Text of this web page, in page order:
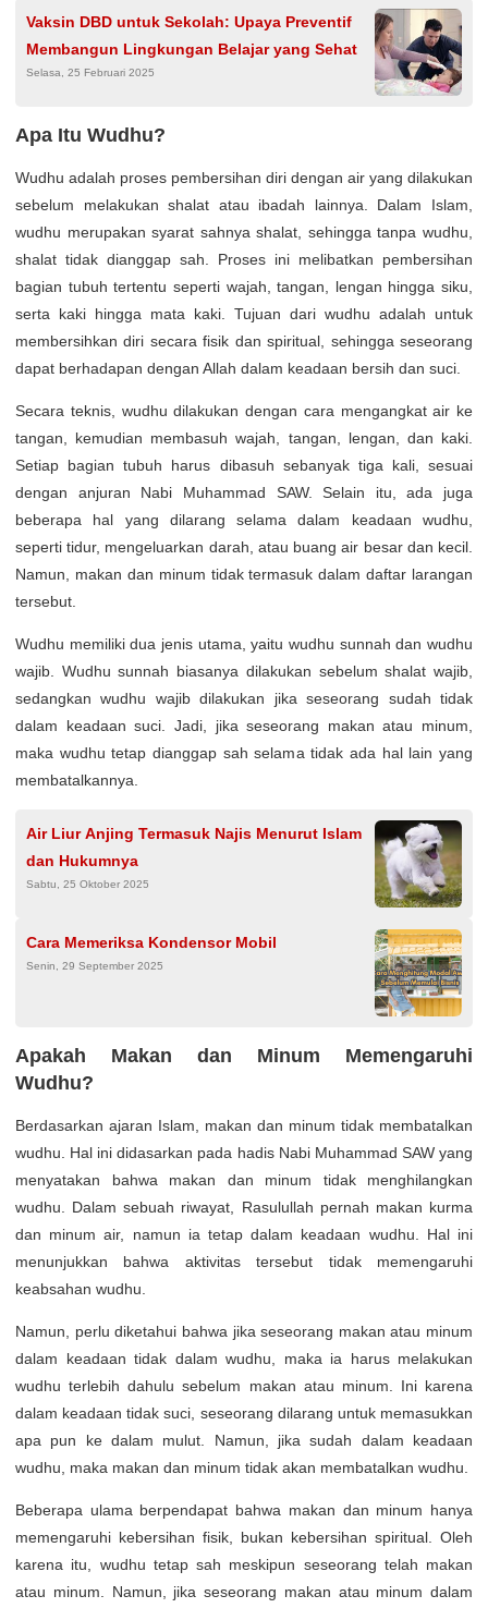
Vaksin DBD untuk Sekolah: Upaya Preventif
Membangun Lingkungan Belajar yang Sehat
Selasa, 25 Februari 2025
Apa Itu Wudhu?
Wudhu adalah proses pembersihan diri dengan air yang dilakukan
sebelum melakukan shalat atau ibadah lainnya. Dalam Islam,
wudhu merupakan syarat sahnya shalat, sehingga tanpa wudhu,
shalat tidak dianggap sah. Proses ini melibatkan pembersihan
bagian tubuh tertentu seperti wajah, tangan, lengan hingga siku,
serta kaki hingga mata kaki. Tujuan dari wudhu adalah untuk
membersihkan diri secara fisik dan spiritual, sehingga seseorang
dapat berhadapan dengan Allah dalam keadaan bersih dan suci.
Secara teknis, wudhu dilakukan dengan cara mengangkat air ke
tangan, kemudian membasuh wajah, tangan, lengan, dan kaki.
Setiap bagian tubuh harus dibasuh sebanyak tiga kali, sesuai
dengan anjuran Nabi Muhammad SAW. Selain itu, ada juga
beberapa hal yang dilarang selama dalam keadaan wudhu,
seperti tidur, mengeluarkan darah, atau buang air besar dan kecil.
Namun, makan dan minum tidak termasuk dalam daftar larangan
tersebut.
Wudhu memiliki dua jenis utama, yaitu wudhu sunnah dan wudhu
wajib. Wudhu sunnah biasanya dilakukan sebelum shalat wajib,
sedangkan wudhu wajib dilakukan jika seseorang sudah tidak
dalam keadaan suci. Jadi, jika seseorang makan atau minum,
maka wudhu tetap dianggap sah selama tidak ada hal lain yang
membatalkannya.
Air Liur Anjing Termasuk Najis Menurut Islam
dan Hukumnya
Sabtu, 25 Oktober 2025
Cara Memeriksa Kondensor Mobil
Senin, 29 September 2025
Apakah Makan dan Minum Memengaruhi
Wudhu?
Berdasarkan ajaran Islam, makan dan minum tidak membatalkan
wudhu. Hal ini didasarkan pada hadis Nabi Muhammad SAW yang
menyatakan bahwa makan dan minum tidak menghilangkan
wudhu. Dalam sebuah riwayat, Rasulullah pernah makan kurma
dan minum air, namun ia tetap dalam keadaan wudhu. Hal ini
menunjukkan bahwa aktivitas tersebut tidak memengaruhi
keabsahan wudhu.
Namun, perlu diketahui bahwa jika seseorang makan atau minum
dalam keadaan tidak dalam wudhu, maka ia harus melakukan
wudhu terlebih dahulu sebelum makan atau minum. Ini karena
dalam keadaan tidak suci, seseorang dilarang untuk memasukkan
apa pun ke dalam mulut. Namun, jika sudah dalam keadaan
wudhu, maka makan dan minum tidak akan membatalkan wudhu.
Beberapa ulama berpendapat bahwa makan dan minum hanya
memengaruhi kebersihan fisik, bukan kebersihan spiritual. Oleh
karena itu, wudhu tetap sah meskipun seseorang telah makan
atau minum. Namun, jika seseorang makan atau minum dalam